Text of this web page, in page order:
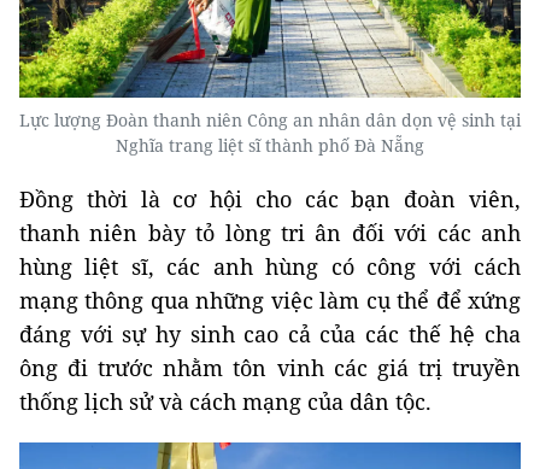
Lực lượng Đoàn thanh niên Công an nhân dân dọn vệ sinh tại
Nghĩa trang liệt sĩ thành phố Đà Nẵng
Đồng thời là cơ hội cho các bạn đoàn viên,
thanh niên bày tỏ lòng tri ân đối với các anh
hùng liệt sĩ, các anh hùng có công với cách
mạng thông qua những việc làm cụ thể để xứng
đáng với sự hy sinh cao cả của các thế hệ cha
ông đi trước nhằm tôn vinh các giá trị truyền
thống lịch sử và cách mạng của dân tộc.